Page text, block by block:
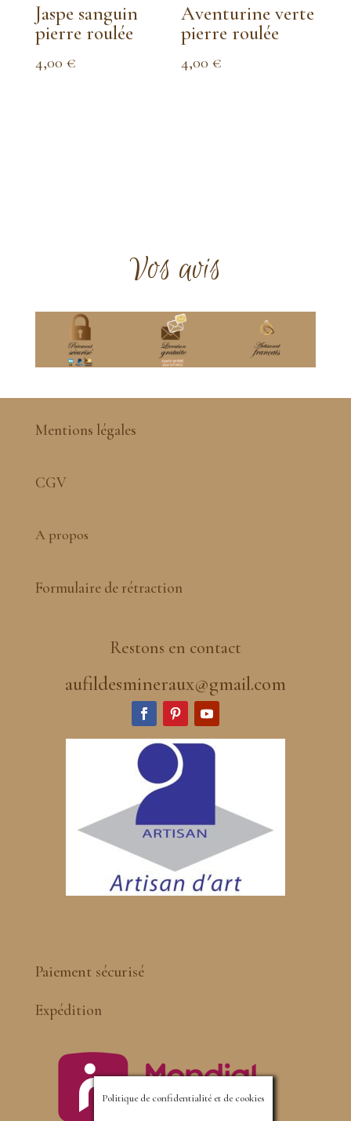
Jaspe sanguin
pierre roulée
4,00 €
Aventurine verte
pierre roulée
4,00€
Vos avis
Mentions légales
CGV
A propos
Formulaire de rétraction
Restons en contact
aufildesmineraux@gmail.com
Paiement sécurisé
Expédition
Politique de confidentialité et de cookies